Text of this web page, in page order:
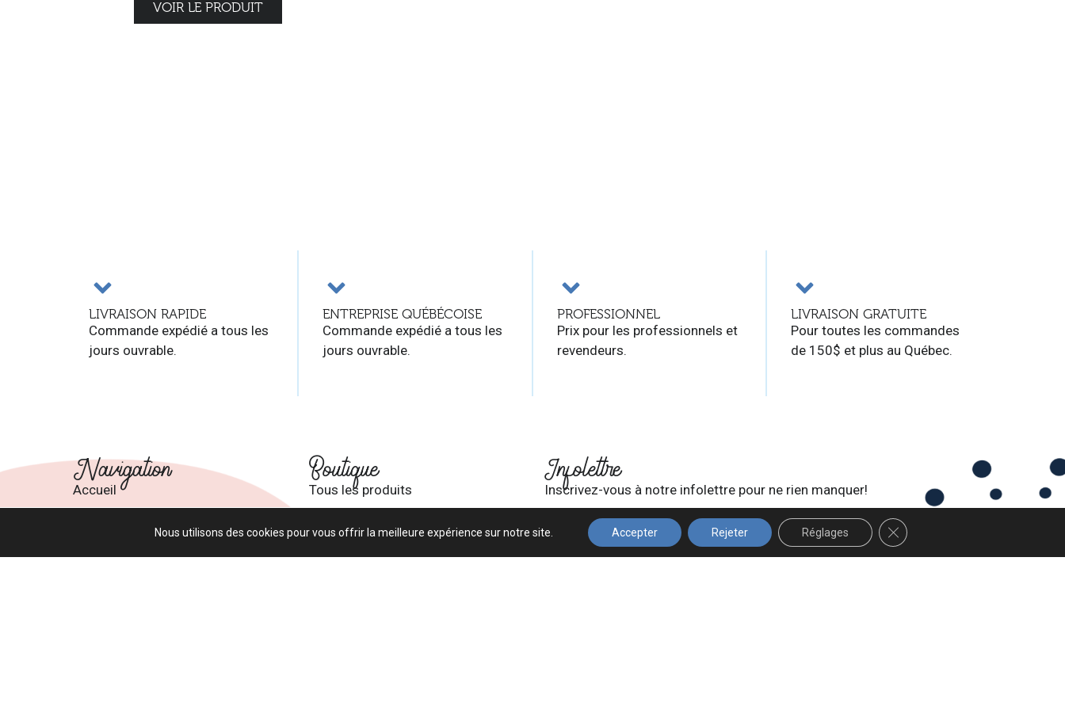
VOIR LE PRODUIT
LIVRAISON RAPIDE
Commande expédié a tous les
jours ouvrable.
ENTREPRISE QUÉBÉCOISE
Commande expédié a tous les
jours ouvrable.
PROFESSIONNEL
Prix pour les professionnels et
revendeurs.
LIVRAISON GRATUITE
Pour toutes les commandes
de 150$ et plus au Québec.
Navigation
Accueil
Boutique
Tous les produits
Mon compte
Infolettre
Inscrivez-vous à notre infolettre pour ne rien manquer!
Nous utilisons des cookies pour vous offrir la meilleure expérience sur notre site. Accepter Rejeter Réglages FERMER LA BANNIÈRE DES